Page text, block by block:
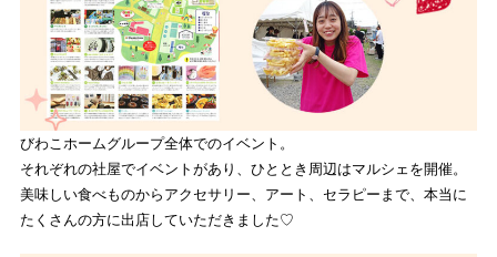
びわこホームグループ全体でのイベント。
それぞれの社屋でイベントがあり、ひととき周辺はマルシェを開催。
美味しい食べものからアクセサリー、アート、セラピーまで、本当に
たくさんの方に出店していただきました♡